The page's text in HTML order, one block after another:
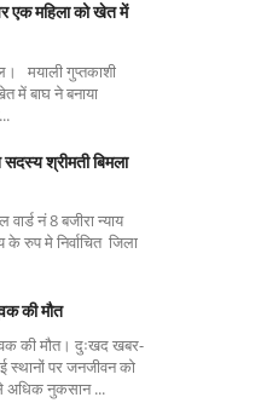
एक महिला को खेत में
मयाली गुप्तकाशी
में बाघ ने बनाया
श्रीमती बिमला
नं 8 बजीरा न्याय
रुप मे निर्वाचित जिला
की मौत
की मौत। दुःखद खबर-
स्थानों पर जनजीवन को
अधिक नुकसान ...